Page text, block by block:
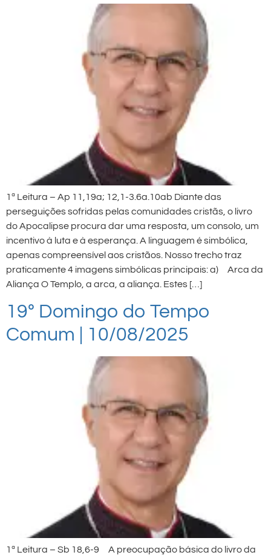
1ª Leitura – Ap 11,19a; 12,1-3.6a.10ab Diante das
perseguições sofridas pelas comunidades cristãs, o livro
do Apocalipse procura dar uma resposta, um consolo, um
incentivo à luta e à esperança. A linguagem é simbólica,
apenas compreensível aos cristãos. Nosso trecho traz
praticamente 4 imagens simbólicas principais: a) Arca da
Aliança O Templo, a arca, a aliança. Estes […]
19º Domingo do Tempo
Comum | 10/08/2025
1ª Leitura – Sb 18,6-9 A preocupação básica do livro da